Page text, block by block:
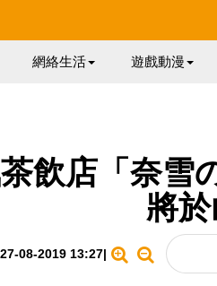
網絡生活 遊戲動漫
飲店「奈雪
將
27-08-2019 13:27|